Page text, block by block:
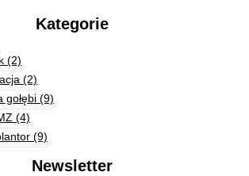
Kategorie
(2)
(2)
gołębi (9)
(4)
(9)
Newsletter